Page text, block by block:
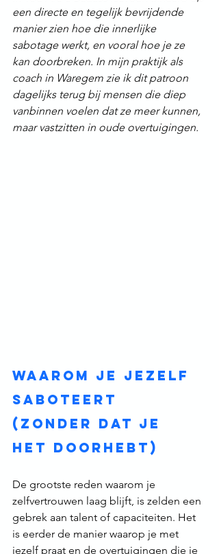
een directe en tegelijk bevrijdende
manier zien hoe die innerlijke
sabotage werkt, en vooral hoe je ze
kan doorbreken. In mijn praktijk als
coach in Waregem zie ik dit patroon
dagelijks terug bij mensen die diep
vanbinnen voelen dat ze meer kunnen,
maar vastzitten in oude overtuigingen.
Waarom je jezelf
saboteert
(zonder dat je
het doorhebt)
De grootste reden waarom je
zelfvertrouwen laag blijft, is zelden een
gebrek aan talent of capaciteiten. Het
is eerder de manier waarop je met
jezelf praat en de overtuigingen die je